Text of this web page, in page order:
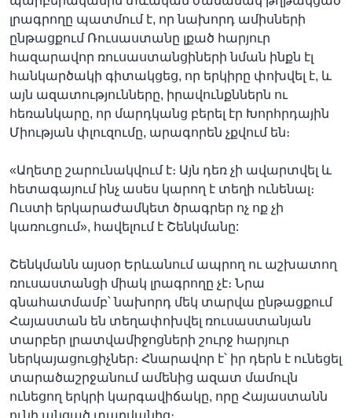
լրագրողը պատմում է, որ նախորդ ամիսների
ընթացքում Ռուսաստանը լքած հարյուր
հազարավոր ռուսաստանցիների նման ինքն էլ
հանկարծակի գիտակցեց, որ երկիրը փոխվել է, և
այն ազատությունները, իրավունքններն ու
հեռանկարը, որ մարդկանց բերել էր Խորհրդային
Միության փլուզումը, արագորեն չքվում են։
«Աղետը շարունակվում է։ Այն դեռ չի ավարտվել և
հետագայում ինչ ասես կարող է տեղի ունենալ։
Ուստի երկարաժամկետ ծրագրեր ոչ ոք չի
կառուցում», հավելում է Շենկմանը:
Շենկմանն այսօր Երևանում ապրող ու աշխատող
ռուսաստանցի միակ լրագրողը չէ։ Նրա
գնահատմամբ՝ նախորդ մեկ տարվա ընթացքում
Հայաստան են տեղափոխվել ռուսաստանյան
տարբեր լրատվամիջոցների շուրջ հարյուր
ներկայացուցիչներ։ Հնարավոր է՝ իր դերն է ունեցել
տարածաշրջանում ամենից ազատ մամուլն
ունեցող երկրի կարգավիճակը, որը Հայաստանն
ունի անցած տարվանից։